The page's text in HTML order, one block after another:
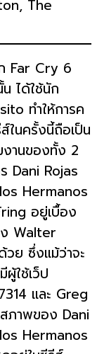
Far Cry 6
ได้ใช้นัก
ทำให้การค
ในครั้งนี้ถือเป็น
งานของทั้ง 2
Dani Rojas
Hermanos
อยู่เบื้อง
Walter
ย ซึ่งแม้ว่าจะ
ใช้เว็ป
และ Greg
ภาพของ Dani
Hermanos